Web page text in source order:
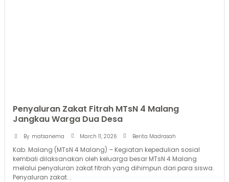
Penyaluran Zakat Fitrah MTsN 4 Malang
Jangkau Warga Dua Desa
By matsanema March 11, 2026 Berita Madrasah
Kab. Malang (MTsN 4 Malang) – Kegiatan kepedulian sosial
kembali dilaksanakan oleh keluarga besar MTsN 4 Malang
melalui penyaluran zakat fitrah yang dihimpun dari para siswa.
Penyaluran zakat...